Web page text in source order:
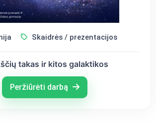
Skaidrės / prezentacijos
takas ir kitos galaktikos
Peržiūrėti darbą